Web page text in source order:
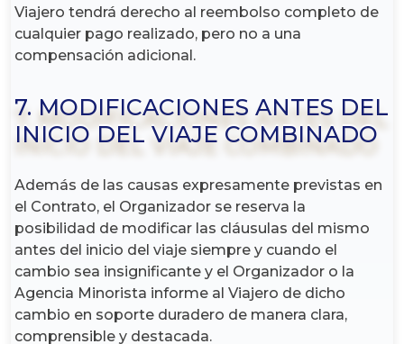
Viajero tendrá derecho al reembolso completo de
cualquier pago realizado, pero no a una
compensación adicional.
7. MODIFICACIONES ANTES DEL
INICIO DEL VIAJE COMBINADO
Además de las causas expresamente previstas en
el Contrato, el Organizador se reserva la
posibilidad de modificar las cláusulas del mismo
antes del inicio del viaje siempre y cuando el
cambio sea insignificante y el Organizador o la
Agencia Minorista informe al Viajero de dicho
cambio en soporte duradero de manera clara,
comprensible y destacada.